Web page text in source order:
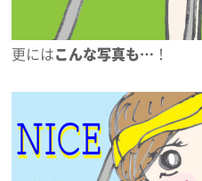
更にはこんな写真も… ！